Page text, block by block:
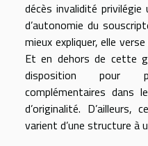
décès invalidité
d’autonomie du
mieux expliquer, elle
Et en dehors de cette
disposition pour
complémentaires dans
d’originalité. D’ailleurs,
varient d’une structure à